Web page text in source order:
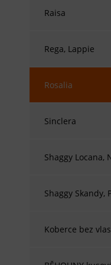
Raisa
Rega, Lappie
Rosalia
Sinclera
Shaggy Locana,
Shaggy Skandy,
Koberce bez